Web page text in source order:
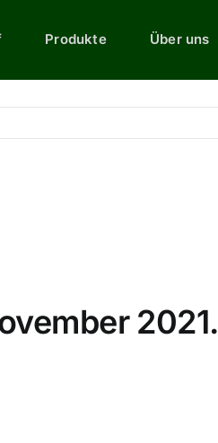
Produkte Über uns
2021.